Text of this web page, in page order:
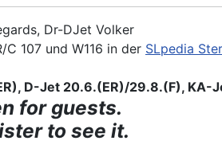
Dr-DJet Volker
107 und W116 in der SLpedia
D-Jet 20.6.(ER)/29.8.(F), KA-
for guests.
to see it.